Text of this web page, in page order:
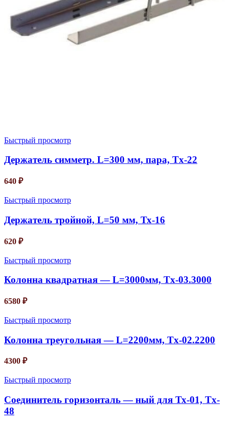
Быстрый просмотр
Держатель симметр. L=300 мм, пара, Tx-22
640 ₽
Быстрый просмотр
Держатель тройной, L=50 мм, Тх-16
620 ₽
Быстрый просмотр
Колонна квадратная — L=3000мм, Tx-03.3000
6580 ₽
Быстрый просмотр
Колонна треугольная — L=2200мм, Tx-02.2200
4300 ₽
Быстрый просмотр
Соединитель горизонталь — ный для Тх-01, Tx-
48